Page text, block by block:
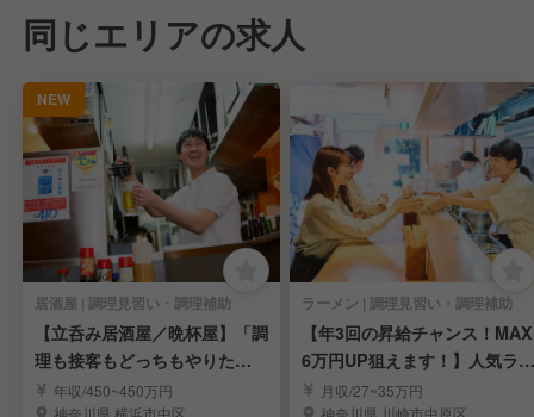
同じエリアの求人
NEW
居酒屋 | 調理見習い・調理補助
【立呑み居酒屋／晩杯屋】「調
理も接客もどっちもやりた
い！」が叶う職場◎
年収/450~450万円
ラーメン | 調理見習い・調理補助
【年3回の昇給チャンス！MAX
6万円UP狙えます！】人気ラー
メンの社員募集
月収/27~35万円